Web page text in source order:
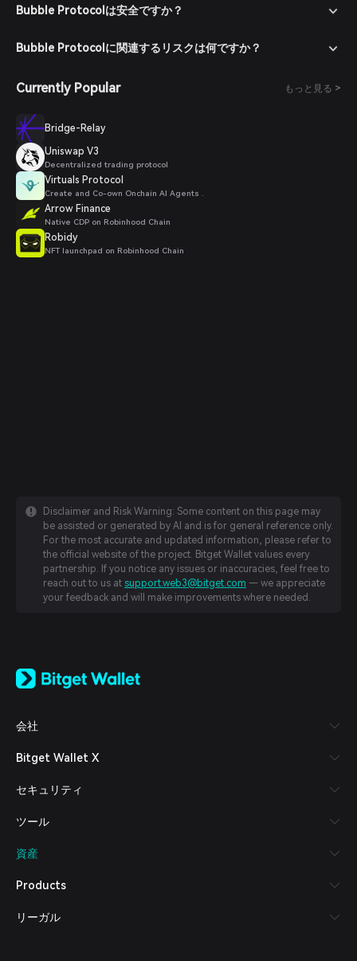
Bubble Protocolは安全ですか？
Bubble Protocolに関連するリスクは何ですか？
Currently Popular もっと見る >
Bridge-Relay
Uniswap V3
Decentralized trading protocol
Virtuals Protocol
Create and Co-own Onchain AI Agents .
Arrow Finance
Native CDP on Robinhood Chain
Robidy
NFT launchpad on Robinhood Chain
Disclaimer and Risk Warning: Some content on this page may
be assisted or generated by AI and is for general reference only.
For the most accurate and updated information, please refer to
the official website of the project. Bitget Wallet values every
partnership. If you notice any issues or inaccuracies, feel free to
reach out to us at support.web3@bitget.com — we appreciate
your feedback and will make improvements where needed.
日本語
Español (Latinoamérica)
Italiano
Deutsch
繁體中文
Bahasa Indonesia
会社
Bitget Wallet X
セキュリティ
ツール
資産
Products
リーガル